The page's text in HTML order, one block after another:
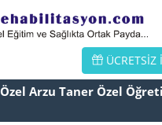
ÜCRETSİZ
Özel Arzu Taner Özel